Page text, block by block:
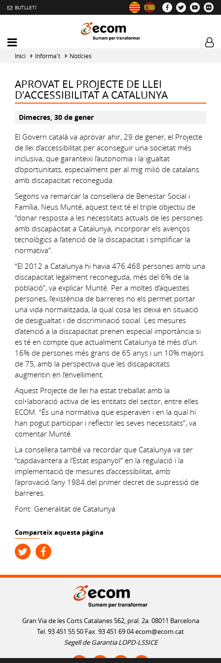
BUTLLETÍ
Mobile
menu
toggler
Inici Informa't Notícies
APROVAT EL PROJECTE DE LLEI
D'ACCESSIBILITAT A CATALUNYA
Dimecres, 30 de gener
El Govern català va aprovar ahir, 29 de gener, el Projecte
de llei d’accessibilitat per aconseguir una societat més
inclusiva, que garanteixi l’autonomia i la igualtat
d’oportunitats, especialment per al mig milió de catalans
amb discapacitat reconeguda.
Segons va remarcar la consellera de Benestar Social i
Família, Neus Munté, aquest text té el triple objectiu de
“donar resposta a les necessitats actuals de les persones
amb discapacitat a Catalunya, incorporar els avenços
tecnològics a l’atenció de la discapacitat i simplificar la
normativa”.
“El 2012 a Catalunya hi havia 476.468 persones amb una
discapacitat legalment reconeguda, més del 6% de la
població”, va explicar Munté. Per a moltes d’aquestes
persones, l’existència de barreres no els permet portar
una vida normalitzada, la qual cosa les deixa en situació
de desigualtat i de discriminació social. Les mesures
d’atenció a la discapacitat prenen especial importància si
es té en compte que actualment Catalunya té més d’un
16% de persones més grans de 65 anys i un 10% majors
de 75, amb la perspectiva que les discapacitats
augmentin en l’envelliment.
Aquest Projecte de llei ha estat treballat amb la
col•laboració activa de les entitats del sector, entre elles
ECOM. “És una normativa que esperaven i en la qual hi
han pogut participar i reflectir les seves necessitats”, va
comentar Munté.
La consellera també va recordar que Catalunya va ser
“capdavantera a l’Estat espanyol” en la regulació i la
implementació de mesures d’accessibilitat, amb
l’aprovació l’any 1984 del primer decret de supressió de
barreres.
Font: Generalitat de Catalunya
Comparteix aquesta pàgina
Gran Via de les Corts Catalanes 562, pral. 2a. 08011 Barcelona
Tel. 93 451 55 50 Fax. 93 451 69 04ecom@ecom.cat
Segell de Garantia LOPD-LSSICE